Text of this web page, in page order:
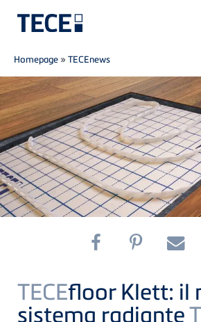
Skip to main content
Breadcrumb
Homepage »TECEnews
TECEfloor Klett: il
sistema radiante